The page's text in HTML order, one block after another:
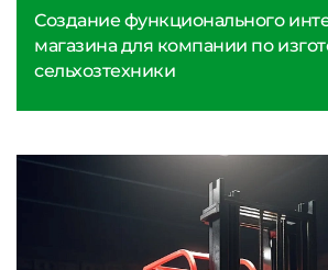
Создание функционального
магазина для компании по
сельхозтехники